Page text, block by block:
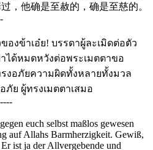
，他确是至赦的，确是至慈的。
องข้าเอ๋ย! บรรดาผู้ละเมิดต่อตัว
ได้หมดหวังต่อพระเมตตาขอ
งอภัยความผิดทั้งหลายทั้งมวล
ภัย ผู้ทรงเมตตาเสมอ
euch selbst maßlos gewesen
auf Allahs Barmherzigkeit. Gewiß,
ist ja der Allvergebende und